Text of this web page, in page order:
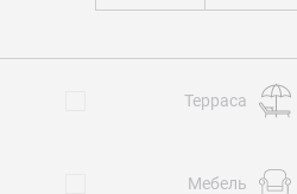
Терраса
Мебель